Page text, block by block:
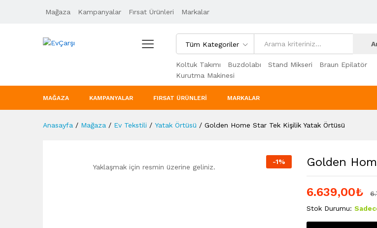
Mağaza Kampanyalar Fırsat Ürünleri Markalar
Tüm Kategoriler
Koltuk Takımı Buzdolabı Stand Mikseri
Braun Epilatör
Kurutma Makinesi
MAĞAZA KAMPANYALAR FIRSAT ÜRÜNLERI MARKALAR
Anasayfa / Mağaza / Ev Tekstili / Yatak Örtüsü / Golden Home Star Tek Kişilik Yatak Örtüsü
-1%
Yaklaşmak için resmin üzerine geliniz. Golden
6.639,00₺
Stok Durumu:
Ürün Özellikleri Taksit Seçenekleri